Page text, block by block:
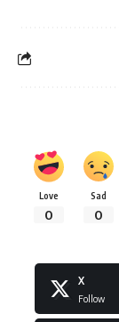
Love
0
Sad
0
X
Follow